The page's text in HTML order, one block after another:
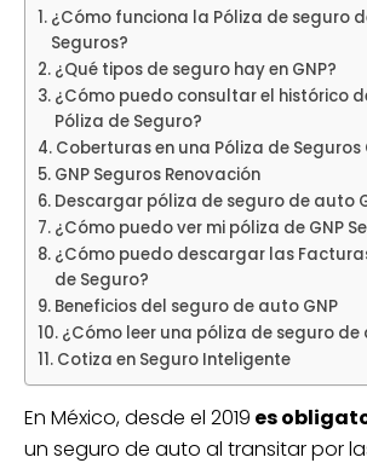
¿Cómo funciona la Póliza de seguro
Seguros?
¿Qué tipos de seguro hay en GNP?
¿Cómo puedo consultar el histórico
Póliza de Seguro?
Coberturas en una Póliza de Seguros
GNP Seguros Renovación
Descargar póliza de seguro de auto
¿Cómo puedo ver mi póliza de GNP
¿Cómo puedo descargar las
de Seguro?
Beneficios del seguro de auto GNP
¿Cómo leer una póliza de seguro de
Cotiza en Seguro Inteligente
En México, desde el 2019 es
un seguro de auto al transitar por